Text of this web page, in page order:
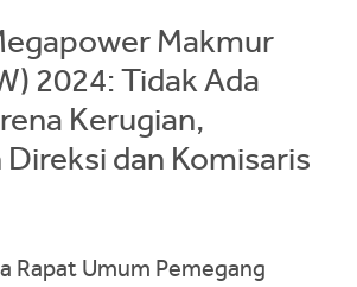
Makmur
2024: Tidak Ada
Kerugian,
Direksi dan Komisaris
Rapat Umum Pemegang